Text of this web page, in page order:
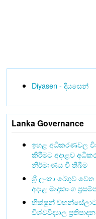
Diyasen - දියසෙන්
Lanka Governance
ඉහළ අධිකරණවල
කිරීමට අදාළව
නිර්මාණය වී තිබීම
ශ්‍රී ලංකා රේගුව
අදාළ මෘදුකාංග
භික්ෂූන්
විශ්වවිද්‍යාල